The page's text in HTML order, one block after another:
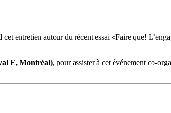
entretien autour du récent essai «Faire que!
E, Montréal), pour assister à cet événement co-